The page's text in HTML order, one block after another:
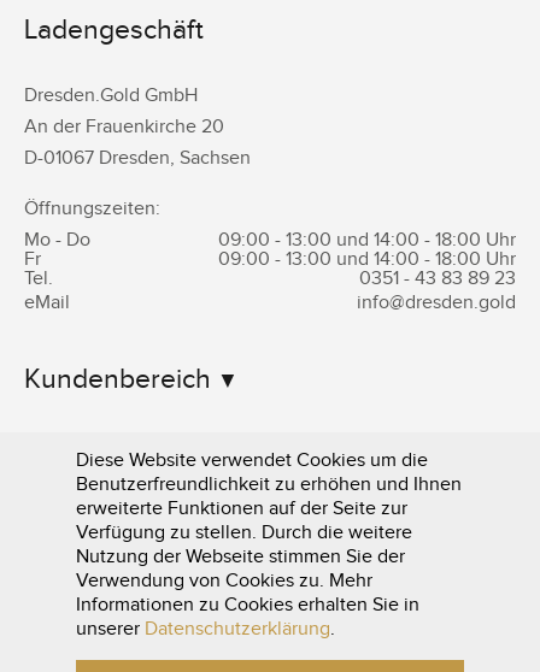
Ladengeschäft
Dresden.Gold GmbH
An der Frauenkirche 20
D-01067 Dresden, Sachsen
Öffnungszeiten:
Mo - Do
09:00 - 13:00 und 14:00 - 18:00 Uhr
Fr
09:00 - 13:00 und 14:00 - 18:00 Uhr
Tel.
0351 - 43 83 89 23
eMail
info@dresden.gold
Kundenbereich
Informationen
0351 - 43 83 89 23
Diese Website verwendet Cookies um die
Benutzerfreundlichkeit zu erhöhen und Ihnen
erweiterte Funktionen auf der Seite zur
Verfügung zu stellen. Durch die weitere
Nutzung der Webseite stimmen Sie der
Verwendung von Cookies zu. Mehr
Informationen zu Cookies erhalten Sie in
unserer Datenschutzerklärung.